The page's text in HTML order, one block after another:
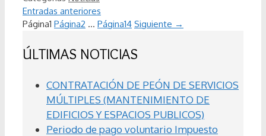
Entradas anteriores
Página1 Página2 … Página14 Siguiente →
ÚLTIMAS NOTICIAS
CONTRATACIÓN DE PEÓN DE SERVICIOS
MÚLTIPLES (MANTENIMIENTO DE
EDIFICIOS Y ESPACIOS PUBLICOS)
Periodo de pago voluntario Impuesto